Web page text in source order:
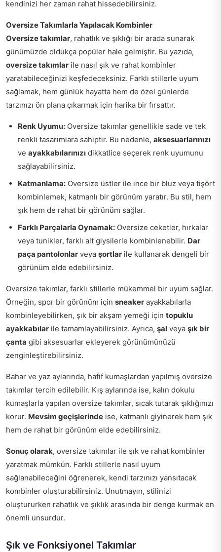
kendinizi her zaman rahat hissedebilirsiniz.
Oversize Takımlarla Yapılacak Kombinler
Oversize takımlar, rahatlık ve şıklığı bir arada sunarak
günümüzde oldukça popüler hale gelmiştir. Bu yazıda,
oversize takımlar ile nasıl şık ve rahat kombinler
yaratabileceğinizi keşfedeceksiniz. Farklı stillerle uyum
sağlamak, hem günlük hayatta hem de özel günlerde
tarzınızı ön plana çıkarmak için harika bir fırsattır.
Renk Uyumu: Oversize takımlar genellikle sade ve tek
renkli tasarımlara sahiptir. Bu nedenle, aksesuarlarınızı
ve ayakkabılarınızı dikkatlice seçerek renk uyumunu
sağlayabilirsiniz.
Katmanlama: Oversize üstler ile ince bir bluz veya tişört
kombinlemek, katmanlı bir görünüm yaratır. Bu stil, hem
şık hem de rahat bir görünüm sağlar.
Farklı Parçalarla Oynamak: Oversize ceketler, hırkalar
veya tunikler, farklı alt giysilerle kombinlenebilir. Dar
paça pantolonlar veya şortlar ile kullanarak dengeli bir
görünüm elde edebilirsiniz.
Oversize takımlar, farklı stillerle mükemmel bir uyum sağlar.
Örneğin, spor bir görünüm için sneaker ayakkabılarla
kombinleyebilirken, şık bir akşam yemeği için topuklu
ayakkabılar ile tamamlayabilirsiniz. Ayrıca, şal veya şık bir
çanta gibi aksesuarlar ekleyerek görünümünüzü
zenginleştirebilirsiniz.
Bahar ve yaz aylarında, hafif kumaşlardan yapılmış oversize
takımlar tercih edilebilir. Kış aylarında ise, kalın dokulu
kumaşlarla yapılan oversize takımlar, sıcak tutarak şıklığınızı
korur. Mevsim geçişlerinde ise, katmanlı giyinerek hem şık
hem de rahat bir görünüm elde edebilirsiniz.
Sonuç olarak, oversize takımlar ile şık ve rahat kombinler
yaratmak mümkün. Farklı stillerle nasıl uyum
sağlanabileceğini öğrenerek, kendi tarzınızı yansıtacak
kombinler oluşturabilirsiniz. Unutmayın, stilinizi
oluştururken rahatlık ve şıklık arasında bir denge kurmak en
önemli unsurdur.
Şık ve Fonksiyonel Takımlar